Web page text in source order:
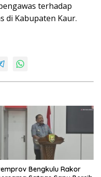
terhadap
di Kabupaten Kaur.
Bengkulu Rakor